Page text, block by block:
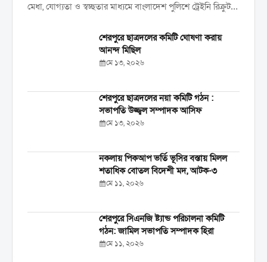
মেধা, যোগ্যতা ও স্বচ্ছতার মাধ্যমে বাংলাদেশ পুলিশে ট্রেইনি রিক্রুট
শেরপুরে ছাত্রদলের কমিটি ঘোষণা করায়
আনন্দ মিছিল
মে ১৩, ২০২৬
শেরপুরে ছাত্রদলের নয়া কমিটি গঠন :
সভাপতি উজ্জ্বল সম্পাদক আসিফ
মে ১৩, ২০২৬
নকলায় পিকআপ ভর্তি ভূসির বস্তায় মিলল
শতাধিক বোতল বিদেশী মদ, আটক-৩
মে ১১, ২০২৬
শেরপুরে সিএনজি ষ্ট্যান্ড পরিচালনা কমিটি
গঠন: জামিল সভাপতি সম্পাদক হিরা
মে ১১, ২০২৬